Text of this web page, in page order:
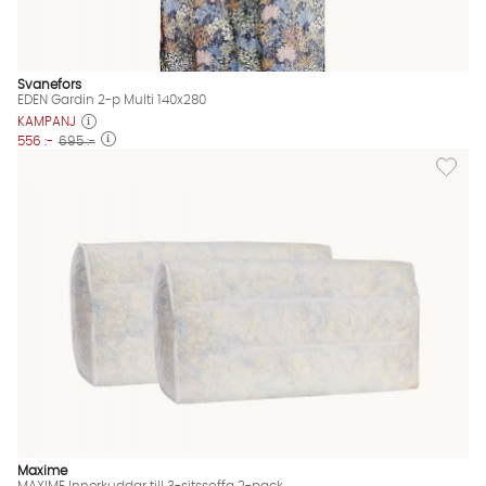
Svanefors
EDEN Gardin 2-p Multi 140x280
KAMPANJ
556 :- 695 :-
Lägg
Maxime